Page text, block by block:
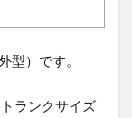
型）です。
ランクサイズ